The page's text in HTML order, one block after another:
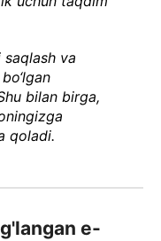
va
bilan birga,
qoladi.
e-